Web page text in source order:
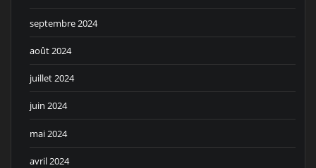
septembre 2024
août 2024
juillet 2024
juin 2024
mai 2024
avril 2024